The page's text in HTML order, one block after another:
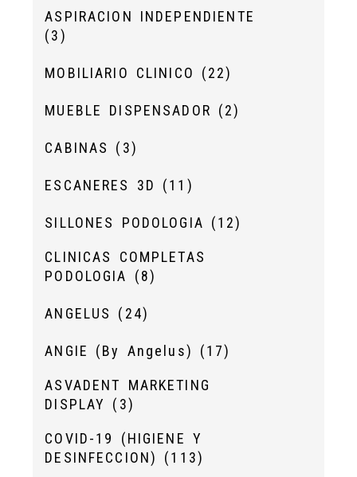
ASPIRACION INDEPENDIENTE
(3)
MOBILIARIO CLINICO (22)
MUEBLE DISPENSADOR (2)
CABINAS (3)
ESCANERES 3D (11)
SILLONES PODOLOGIA (12)
CLINICAS COMPLETAS
PODOLOGIA (8)
ANGELUS (24)
ANGIE (By Angelus) (17)
ASVADENT MARKETING
DISPLAY (3)
COVID-19 (HIGIENE Y
DESINFECCION) (113)